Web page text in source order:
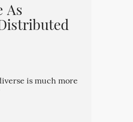
As
is much more